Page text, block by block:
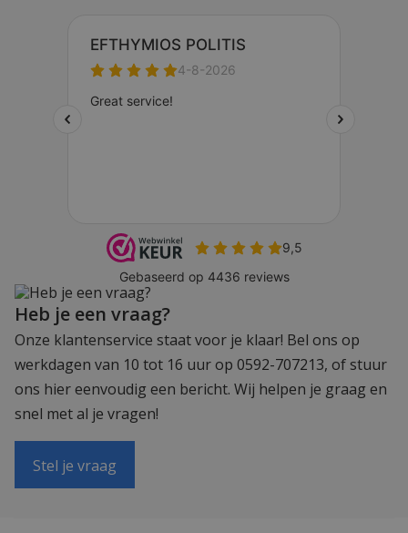
Heb je een vraag?
Onze klantenservice staat voor je klaar! Bel ons op
werkdagen van 10 tot 16 uur op 0592-707213, of stuur
ons hier eenvoudig een bericht. Wij helpen je graag en
snel met al je vragen!
Stel je vraag